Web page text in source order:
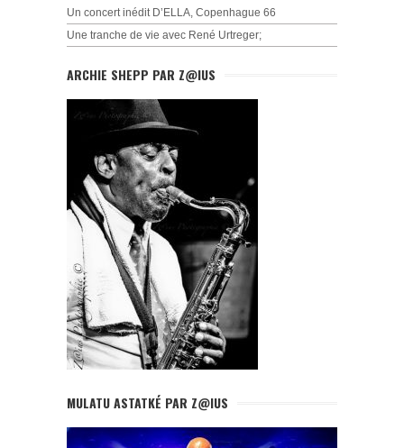
Un concert inédit D’ELLA, Copenhague 66
Une tranche de vie avec René Urtreger;
ARCHIE SHEPP PAR Z@IUS
MULATU ASTATKÉ PAR Z@IUS